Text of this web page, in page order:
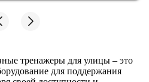
тренажеры для улицы – это
для поддержания